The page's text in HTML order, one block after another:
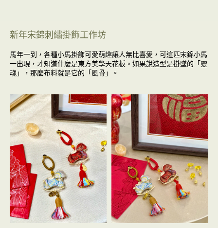
新年宋錦刺繡掛飾工作坊
馬年一到，各種小馬掛飾可愛萌趣讓人無比喜愛，可這匹宋錦小馬
一出現，才知道什麼是東方美學天花板。 如果說造型是掛墜的「靈
魂」，那麼布料就是它的「風骨」。